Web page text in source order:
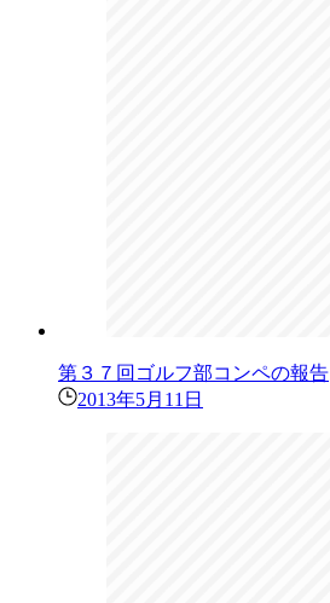
第３７回ゴルフ部コンペの報告
2013年5月11日